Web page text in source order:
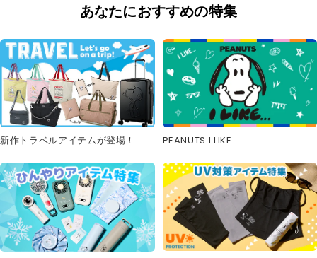
あなたにおすすめの特集
新作トラベルアイテムが登場！ PEANUTS I LIKE...